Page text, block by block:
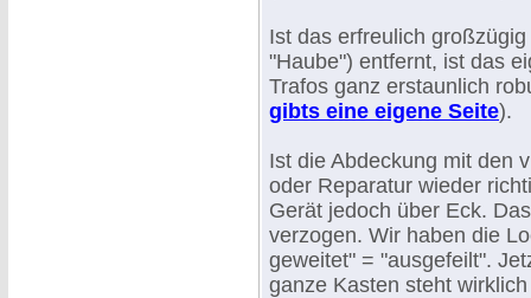
Ist das erfreulich
"Haube") entfernt, ist das
Trafos ganz erstaunlich
gibts eine eigene Seite).
Ist die Abdeckung mit den
oder Reparatur wieder
Gerät jedoch über Eck.
verzogen. Wir haben die
geweitet" = "ausgefeilt".
ganze Kasten steht